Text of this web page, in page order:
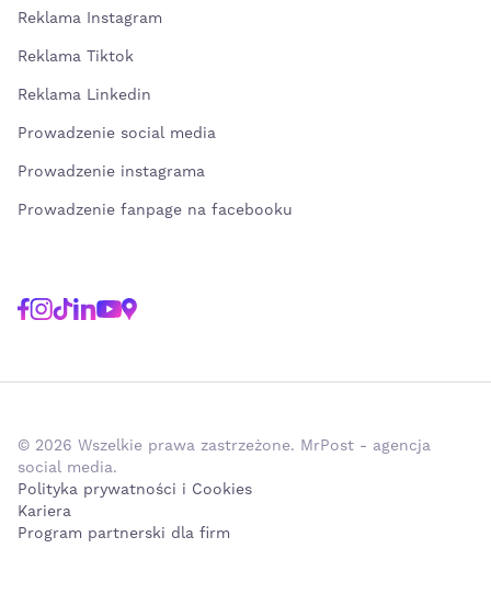
Reklama Instagram
Reklama Tiktok
Reklama Linkedin
Prowadzenie social media
Prowadzenie instagrama
Prowadzenie fanpage na facebooku
© 2026 Wszelkie prawa zastrzeżone. MrPost - agencja
social media.
Polityka prywatności i Cookies
Kariera
Program partnerski dla firm